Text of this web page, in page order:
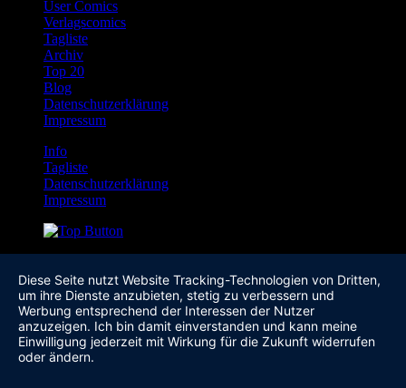
User Comics
Verlagscomics
Tagliste
Archiv
Top 20
Blog
Datenschutzerklärung
Impressum
Info
Tagliste
Datenschutzerklärung
Impressum
Diese Seite nutzt Website Tracking-Technologien von Dritten,
um ihre Dienste anzubieten, stetig zu verbessern und
Werbung entsprechend der Interessen der Nutzer
anzuzeigen. Ich bin damit einverstanden und kann meine
Einwilligung jederzeit mit Wirkung für die Zukunft widerrufen
oder ändern.